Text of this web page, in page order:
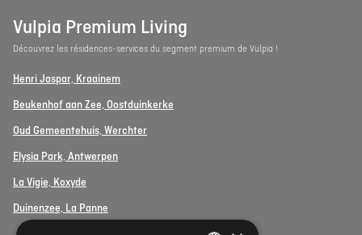
Vulpia Premium Living
Découvrez les résidences-services du segment premium de Vulpia !
Henri Jaspar, Kraainem
Beukenhof aan Zee, Oostduinkerke
Oud Gemeentehuis, Werchter
Elysia Park, Antwerpen
La Vigie, Koxyde
Duinenzee, La Panne